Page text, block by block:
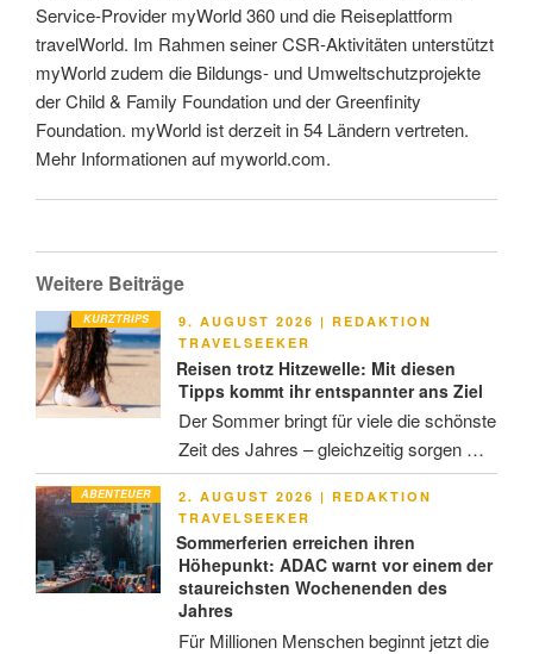
Service-Provider myWorld 360 und die Reiseplattform
travelWorld. Im Rahmen seiner CSR-Aktivitäten unterstützt
myWorld zudem die Bildungs- und Umweltschutzprojekte
der Child & Family Foundation und der Greenfinity
Foundation. myWorld ist derzeit in 54 Ländern vertreten.
Mehr Informationen auf myworld.com.
Weitere Beiträge
KURZTRIPS
VERÖFFENTLICHT
AM
9. AUGUST 2026 | REDAKTION
TRAVELSEEKER
Reisen trotz Hitzewelle: Mit diesen
Tipps kommt ihr entspannter ans Ziel
Der Sommer bringt für viele die schönste
Zeit des Jahres – gleichzeitig sorgen …
ABENTEUER
VERÖFFENTLICHT
AM
2. AUGUST 2026 | REDAKTION
TRAVELSEEKER
Sommerferien erreichen ihren
Höhepunkt: ADAC warnt vor einem der
staureichsten Wochenenden des
Jahres
Für Millionen Menschen beginnt jetzt die